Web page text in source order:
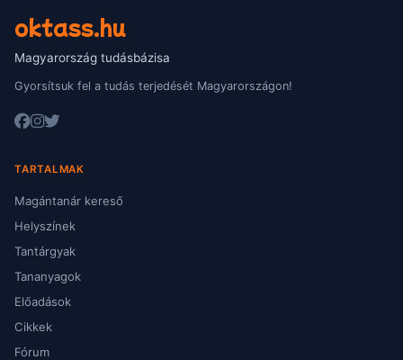
oktass.hu
Magyarország tudásbázisa
Gyorsítsuk fel a tudás terjedését Magyarországon!
TARTALMAK
Magántanár kereső
Helyszínek
Tantárgyak
Tananyagok
Előadások
Cikkek
Fórum